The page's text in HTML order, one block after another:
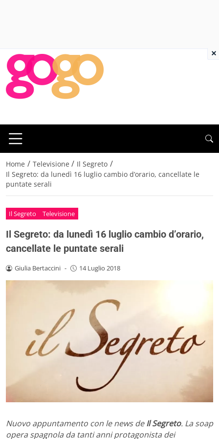
Home / Televisione / Il Segreto /
Il Segreto: da lunedì 16 luglio cambio d’orario, cancellate le
puntate serali
Il Segreto Televisione
Il Segreto: da lunedì 16 luglio cambio d’orario,
cancellate le puntate serali
Giulia Bertaccini - 14 Luglio 2018
Nuovo appuntamento con le news deIl Segreto. La soap
opera spagnola da tanti anni protagonista dei
×